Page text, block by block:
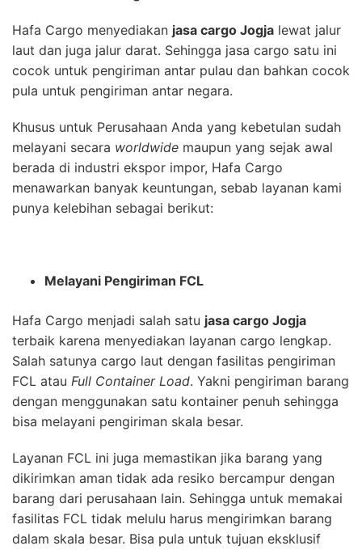
Hafa Cargo menyediakan jasa cargo Jogja lewat jalur
laut dan juga jalur darat. Sehingga jasa cargo satu ini
cocok untuk pengiriman antar pulau dan bahkan cocok
pula untuk pengiriman antar negara.
Khusus untuk Perusahaan Anda yang kebetulan sudah
melayani secara worldwide maupun yang sejak awal
berada di industri ekspor impor, Hafa Cargo
menawarkan banyak keuntungan, sebab layanan kami
punya kelebihan sebagai berikut:
Melayani Pengiriman FCL
Hafa Cargo menjadi salah satu jasa cargo Jogja
terbaik karena menyediakan layanan cargo lengkap.
Salah satunya cargo laut dengan fasilitas pengiriman
FCL atau Full Container Load. Yakni pengiriman barang
dengan menggunakan satu kontainer penuh sehingga
bisa melayani pengiriman skala besar.
Layanan FCL ini juga memastikan jika barang yang
dikirimkan aman tidak ada resiko bercampur dengan
barang dari perusahaan lain. Sehingga untuk memakai
fasilitas FCL tidak melulu harus mengirimkan barang
dalam skala besar. Bisa pula untuk tujuan eksklusif